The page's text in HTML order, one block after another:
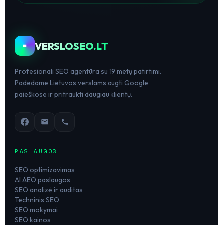
VERSLOSEO.LT
Profesionali SEO agentūra su 19 metų patirtimi.
Padedame Lietuvos verslams augti Google
paieškose ir pritraukti daugiau klientų.
PASLAUGOS
SEO optimizavimas
AI AEO paslaugos
SEO analizė ir auditas
Techninis SEO
SEO mokymai
SEO kainos